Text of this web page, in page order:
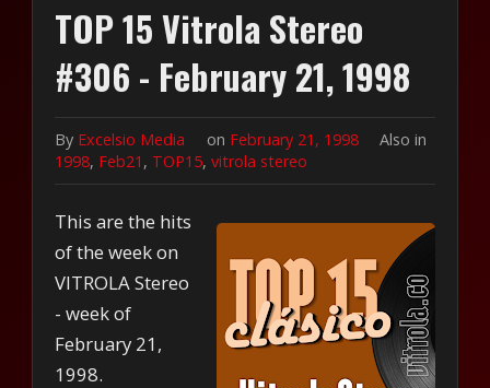
TOP 15 Vitrola Stereo
#306 - February 21, 1998
By Excelsio Media on February 21, 1998
Also in
1998, Feb21 , TOP15,vitrola stereo
This are the hits
of the week on
VITROLA Stereo
- week of
February 21,
1998.